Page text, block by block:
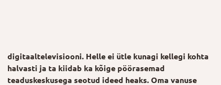
digitaaltelevisiooni. Helle ei ütle kunagi kellegi kohta
halvasti ja ta kiidab ka kõige pöörasemad
teaduskeskusega seotud ideed heaks. Oma vanuse